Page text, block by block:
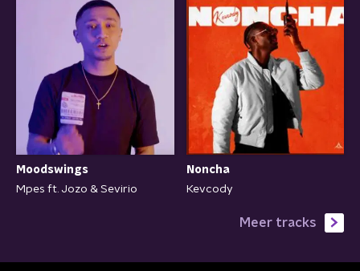
Moodswings
Mpes ft. Jozo & Sevirio
Noncha
Kevcody
Meer tracks